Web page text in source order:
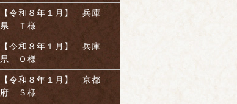
【令和８年１月】 兵庫
県 Ｔ様
【令和８年１月】 兵庫
県 Ｏ様
【令和８年１月】 京都
府 Ｓ様